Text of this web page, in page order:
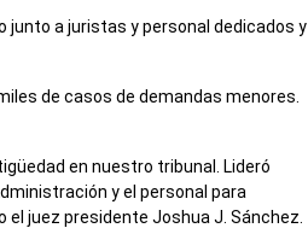
junto a juristas y personal dedicados y
de casos de demandas menores.
en nuestro tribunal. Lideró
y el personal para
juez presidente Joshua J. Sánchez.